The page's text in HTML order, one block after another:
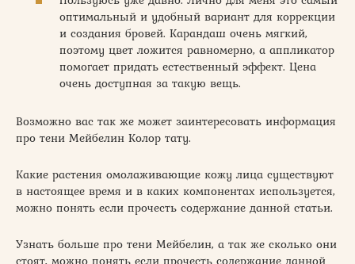
оптимальный и удобный вариант для коррекции
и создания бровей. Карандаш очень мягкий,
поэтому цвет ложится равномерно, а аппликатор
помогает придать естественный эффект. Цена
очень доступная за такую вещь.
Возможно вас так же может заинтересовать информация
про тени Мейбелин Колор тату.
Какие растения омолаживающие кожу лица существуют
в настоящее время и в каких компонентах используется,
можно понять если прочесть содержание данной статьи.
Узнать больше про тени Мейбелин, а так же сколько они